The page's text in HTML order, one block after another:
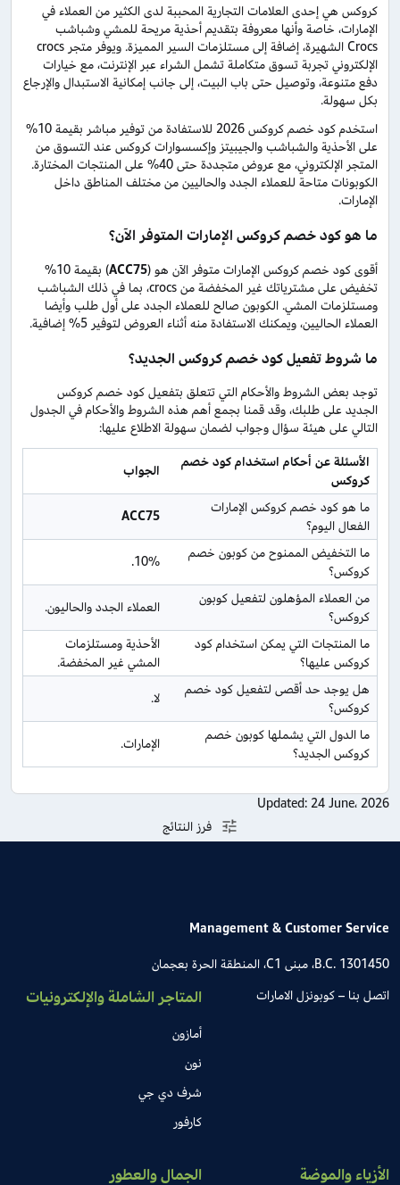
كروكس هي إحدى العلامات التجارية المحببة لدى الكثير من العملاء في
الإمارات، خاصة وأنها معروفة بتقديم أحذية مريحة للمشي وشباشب
Crocs الشهيرة، إضافة إلى مستلزمات السير المميزة. ويوفر متجر crocs
الإلكتروني تجربة تسوق متكاملة تشمل الشراء عبر الإنترنت، مع خيارات
دفع متنوعة، وتوصيل حتى باب البيت، إلى جانب إمكانية الاستبدال والإرجاع
بكل سهولة.
استخدم كود خصم كروكس 2026 للاستفادة من توفير مباشر بقيمة 10%
على الأحذية والشباشب والجيبيتز وإكسسوارات كروكس عند التسوق من
المتجر الإلكتروني، مع عروض متجددة حتى 40% على المنتجات المختارة.
الكوبونات متاحة للعملاء الجدد والحاليين من مختلف المناطق داخل
الإمارات.
ما هو كود خصم كروكس الإمارات المتوفر الآن؟
أقوى كود خصم كروكس الإمارات متوفر الآن هو (ACC75
) بقيمة 10%
تخفيض على مشترياتك غير المخفضة من crocs، بما في ذلك الشباشب
ومستلزمات المشي. الكوبون صالح للعملاء الجدد على أول طلب وأيضا
العملاء الحاليين، ويمكنك الاستفادة منه أثناء العروض لتوفير 5% إضافية.
ما شروط تفعيل كود خصم كروكس الجديد؟
توجد بعض الشروط والأحكام التي تتعلق بتفعيل كود خصم كروكس
الجديد على طلبك، وقد قمنا بجمع أهم هذه الشروط والأحكام في الجدول
التالي على هيئة سؤال وجواب لضمان سهولة الاطلاع عليها:
الأسئلة عن أحكام استخدام كود خصم
كروكس
الجواب
ما هو كود خصم كروكس الإمارات
الفعال اليوم؟
ACC75
ما التخفيض الممنوح من كوبون خصم
كروكس؟
10%.
من العملاء المؤهلون لتفعيل كوبون
كروكس؟
العملاء الجدد والحاليون.
ما المنتجات التي يمكن استخدام كود
كروكس عليها؟
الأحذية ومستلزمات
المشي غير المخفضة.
هل يوجد حد أقصى لتفعيل كود خصم
كروكس؟
لا.
ما الدول التي يشملها كوبون خصم
كروكس الجديد؟
الإمارات.
Updated: 24 June، 2026
فرز النتائج
Management & Customer Service
B.C. 1301450، مبنى C1، المنطقة الحرة بعجمان
اتصل بنا – كوبونزل الامارات
المتاجر الشاملة والإلكترونيات
أمازون
نون
شرف دي جي
كارفور
الأزياء والموضة الجمال والعطور